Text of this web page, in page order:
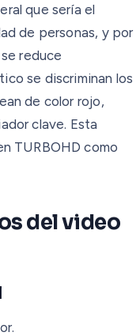
que sería el
de personas, y por
reduce
se discriminan los
de color rojo,
clave. Esta
TURBOHD como
del video